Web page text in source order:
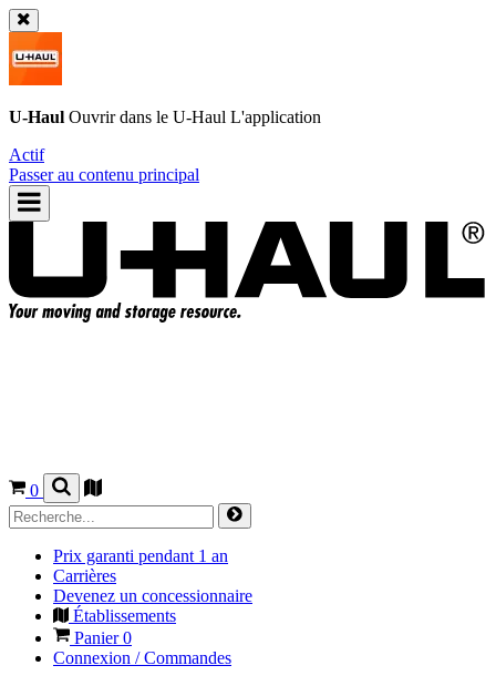
U-Haul Ouvrir dans le U-Haul L'application
Actif
Passer au contenu principal
0
Prix garanti pendant 1 an
Carrières
Devenez un concessionnaire
Établissements
Panier0
Connexion / Commandes